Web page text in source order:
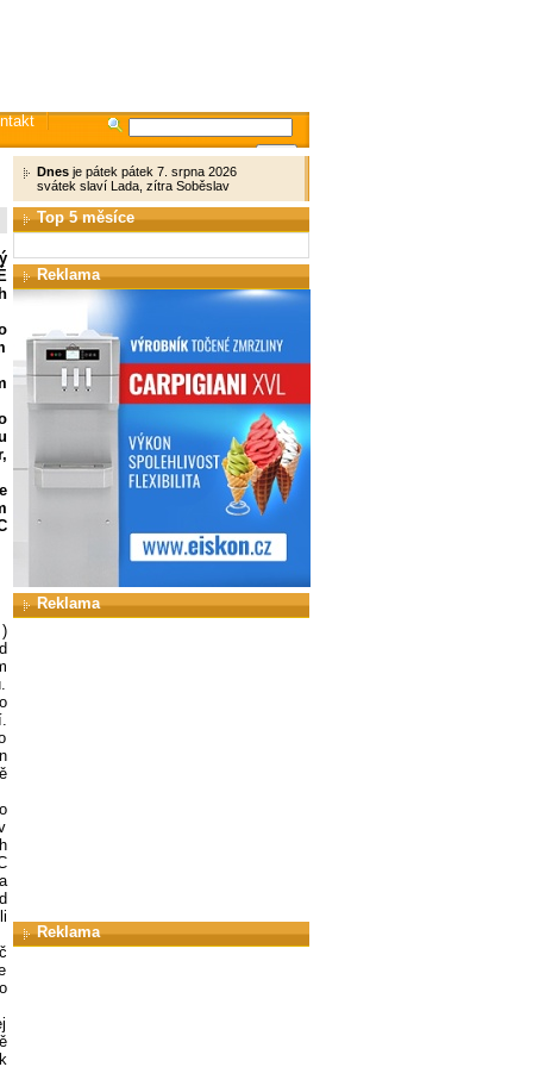
Dnesje pátek pátek 7. srpna 2026
svátek slaví Lada, zítra Soběslav
Top 5 měsíce
Reklama
Reklama
Reklama